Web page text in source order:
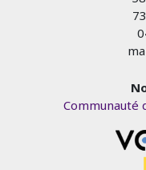
Communauté